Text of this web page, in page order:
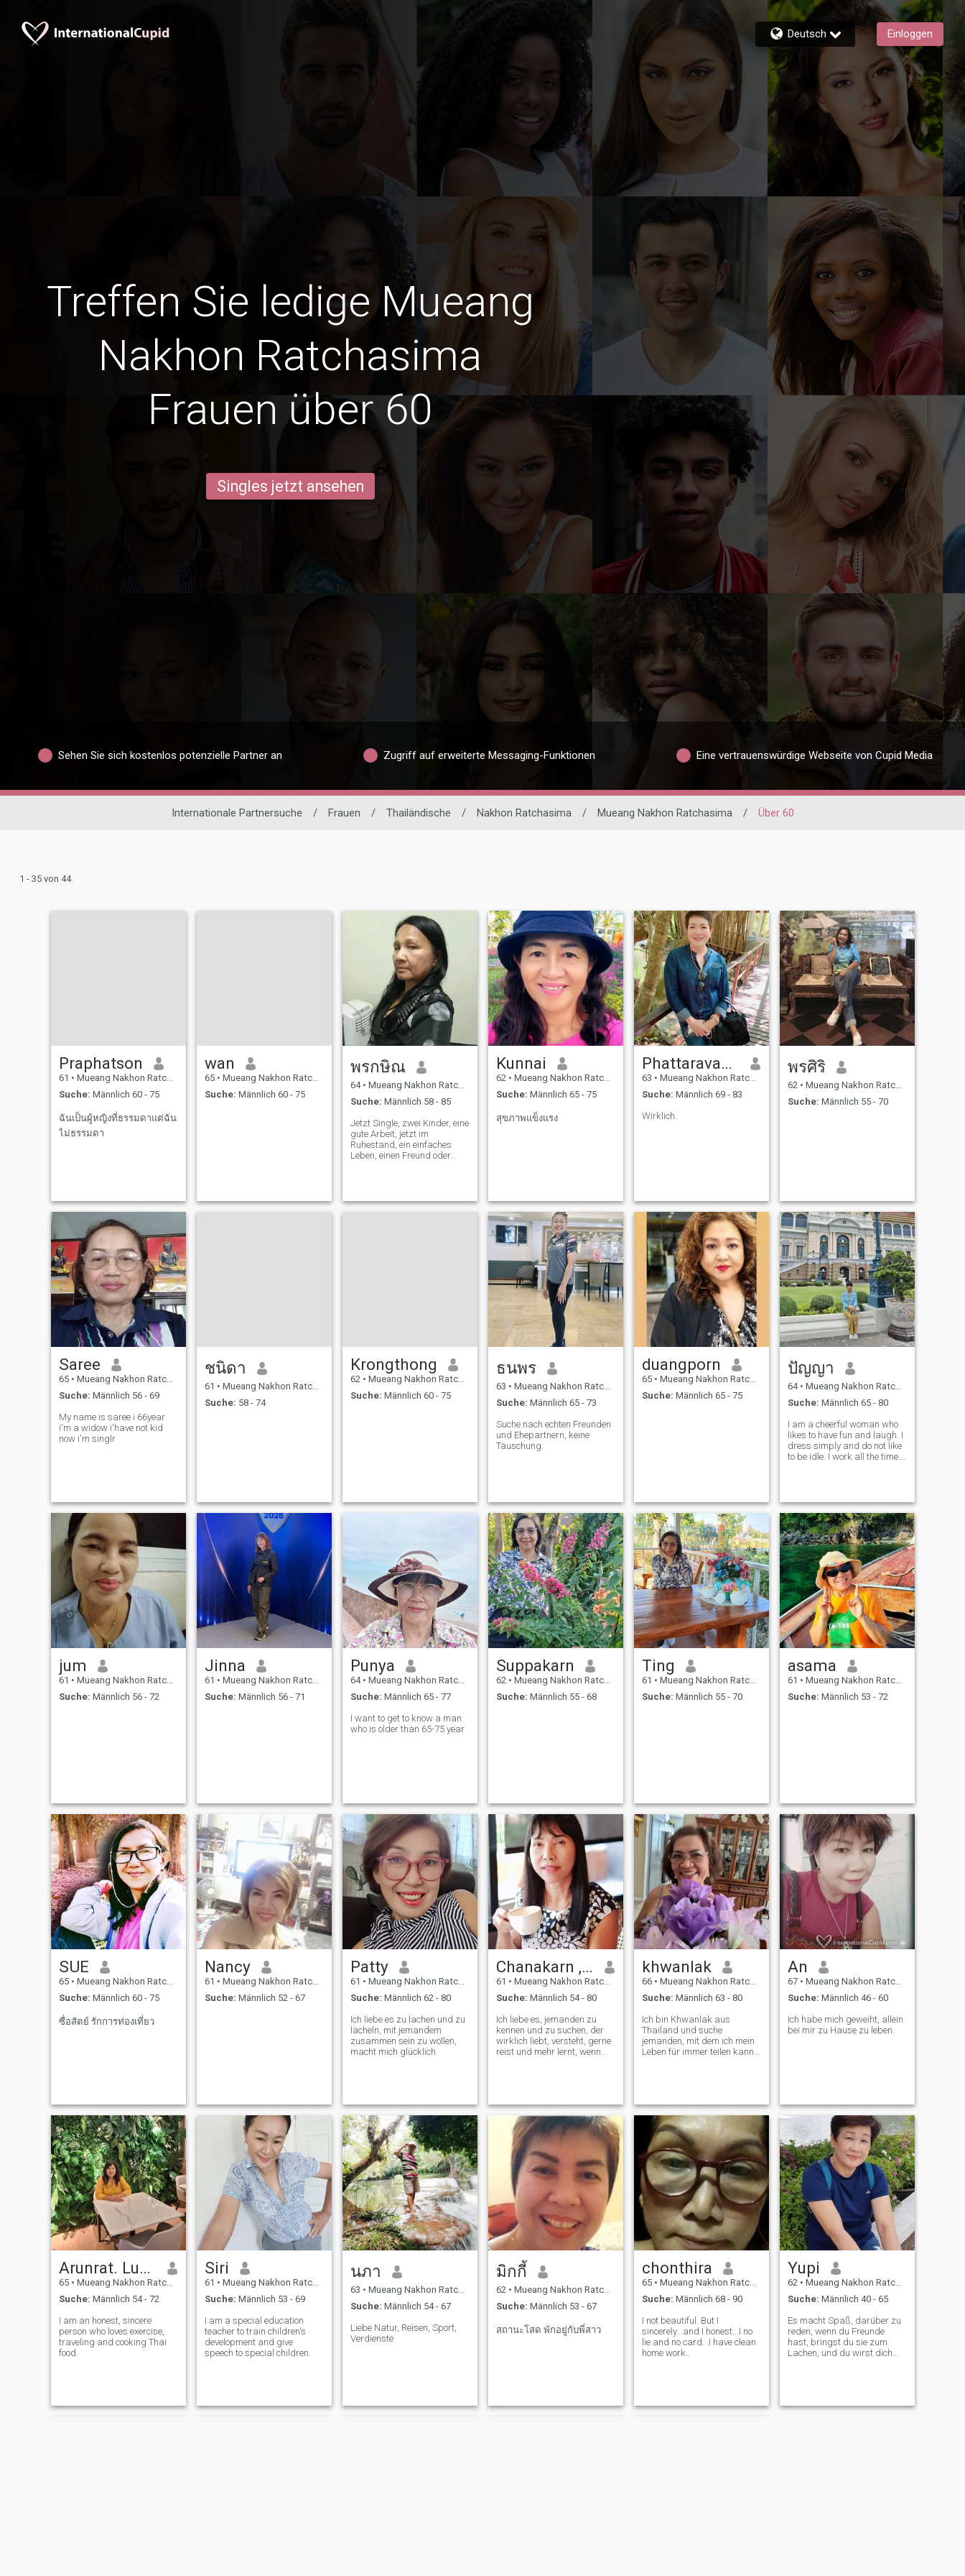
Deutsch Einloggen
Treffen Sie ledige Mueang
Nakhon Ratchasima
Frauen über 60
Singles jetzt ansehen
Sehen Sie sich kostenlos potenzielle Partner an Zugriff auf erweiterte Messaging-Funktionen Eine vertrauenswürdige Webseite von Cupid Media
Internationale Partnersuche / Frauen / Thailändische / Nakhon Ratchasima / Mueang Nakhon Ratchasima / Über 60
1 - 35 von 44
Praphatson
61 • Mueang Nakhon Ratchasima, Nakhon Ratchasima, Thailand
Suche: Männlich 60 - 75
ฉันเป็นผู้หญิงที่ธรรมดาแต่ฉัน
ไม่ธรรมดา
wan
65 • Mueang Nakhon Ratchasima, Nakhon Ratchasima, Thailand
Suche: Männlich 60 - 75
พรกษิณ
64 • Mueang Nakhon Ratchasima, Nakhon Ratchasima, Thailand
Suche: Männlich 58 - 85
Jetzt Single, zwei Kinder, eine
gute Arbeit, jetzt im
Ruhestand, ein einfaches
Leben, einen Freund oder
Kunnai
62 • Mueang Nakhon Ratchasima, Nakhon Ratchasima, Thailand
Suche: Männlich 65 - 75
สุขภาพแข็งแรง
Phattaravadee
63 • Mueang Nakhon Ratchasima, Nakhon Ratchasima, Thailand
Suche: Männlich 69 - 83
Wirklich.
พรศิริ
62 • Mueang Nakhon Ratchasima, Nakhon Ratchasima, Thailand
Suche: Männlich 55 - 70
Saree
65 • Mueang Nakhon Ratchasima, Nakhon Ratchasima, Thailand
Suche: Männlich 56 - 69
My name is saree i 66year
i'm a widow i'have not kid
now i'm singlr
ชนิดา
61 • Mueang Nakhon Ratchasima, Nakhon Ratchasima, Thailand
Suche: 58 - 74
Krongthong
62 • Mueang Nakhon Ratchasima, Nakhon Ratchasima, Thailand
Suche: Männlich 60 - 75
ธนพร
63 • Mueang Nakhon Ratchasima, Nakhon Ratchasima, Thailand
Suche: Männlich 65 - 73
Suche nach echten Freunden
und Ehepartnern, keine
Täuschung.
duangporn
65 • Mueang Nakhon Ratchasima, Nakhon Ratchasima, Thailand
Suche: Männlich 65 - 75
ปัญญา
64 • Mueang Nakhon Ratchasima, Nakhon Ratchasima, Thailand
Suche: Männlich 65 - 80
I am a cheerful woman who
likes to have fun and laugh. I
dress simply and do not like
to be idle. I work all the time. I
jum
61 • Mueang Nakhon Ratchasima, Nakhon Ratchasima, Thailand
Suche: Männlich 56 - 72
Jinna
61 • Mueang Nakhon Ratchasima, Nakhon Ratchasima, Thailand
Suche: Männlich 56 - 71
Punya
64 • Mueang Nakhon Ratchasima, Nakhon Ratchasima, Thailand
Suche: Männlich 65 - 77
I want to get to know a man
who is older than 65-75 year
Suppakarn
62 • Mueang Nakhon Ratchasima, Nakhon Ratchasima, Thailand
Suche: Männlich 55 - 68
Ting
61 • Mueang Nakhon Ratchasima, Nakhon Ratchasima, Thailand
Suche: Männlich 55 - 70
asama
61 • Mueang Nakhon Ratchasima, Nakhon Ratchasima, Thailand
Suche: Männlich 53 - 72
SUE
65 • Mueang Nakhon Ratchasima, Nakhon Ratchasima, Thailand
Suche: Männlich 60 - 75
ซื่อสัตย์ รักการท่องเที่ยว
Nancy
61 • Mueang Nakhon Ratchasima, Nakhon Ratchasima, Thailand
Suche: Männlich 52 - 67
Patty
61 • Mueang Nakhon Ratchasima, Nakhon Ratchasima, Thailand
Suche: Männlich 62 - 80
Ich liebe es zu lachen und zu
lächeln, mit jemandem
zusammen sein zu wollen,
macht mich glücklich
Chanakarn , Yui
61 • Mueang Nakhon Ratchasima, Nakhon Ratchasima, Thailand
Suche: Männlich 54 - 80
Ich liebe es, jemanden zu
kennen und zu suchen, der
wirklich liebt, versteht, gerne
reist und mehr lernt, wenn
khwanlak
66 • Mueang Nakhon Ratchasima, Nakhon Ratchasima, Thailand
Suche: Männlich 63 - 80
Ich bin Khwanlak aus
Thailand und suche
jemanden, mit dem ich mein
Leben für immer teilen kann.
An
67 • Mueang Nakhon Ratchasima, Nakhon Ratchasima, Thailand
Suche: Männlich 46 - 60
Ich habe mich geweiht, allein
bei mir zu Hause zu leben.
Arunrat. Lunin
65 • Mueang Nakhon Ratchasima, Nakhon Ratchasima, Thailand
Suche: Männlich 54 - 72
I am an honest, sincere
person who loves exercise,
traveling and cooking Thai
food.
Siri
61 • Mueang Nakhon Ratchasima, Nakhon Ratchasima, Thailand
Suche: Männlich 53 - 69
I am a special education
teacher to train children's
development and give
speech to special children.
นภา
63 • Mueang Nakhon Ratchasima, Nakhon Ratchasima, Thailand
Suche: Männlich 54 - 67
Liebe Natur, Reisen, Sport,
Verdienste
มิกกี้
62 • Mueang Nakhon Ratchasima, Nakhon Ratchasima, Thailand
Suche: Männlich 53 - 67
สถานะโสด พักอยู่กับพี่สาว
chonthira
65 • Mueang Nakhon Ratchasima, Nakhon Ratchasima, Thailand
Suche: Männlich 68 - 90
I not beautiful. But I
sincerely...and I honest...I no
lie and no card. .I have clean
home work..
Yupi
62 • Mueang Nakhon Ratchasima, Nakhon Ratchasima, Thailand
Suche: Männlich 40 - 65
Es macht Spaß, darüber zu
reden, wenn du Freunde
hast, bringst du sie zum
Lachen, und du wirst dich